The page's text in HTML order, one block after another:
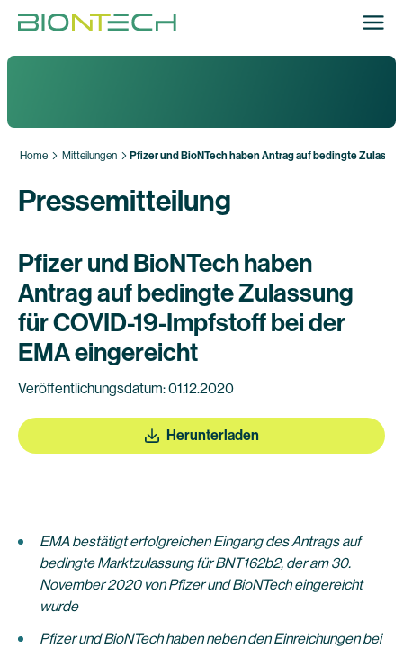
Home Mitteilungen Pfizer und BioNTech haben Antrag auf bedingte
Pressemitteilung
Pfizer und BioNTech haben
Antrag auf bedingte Zulassung
für COVID-19-Impfstoff bei der
EMA eingereicht
Veröffentlichungsdatum: 01.12.2020
Herunterladen
EMA bestätigt erfolgreichen Eingang des Antrags auf
bedingte Marktzulassung für BNT162b2, der am 30.
November 2020 von Pfizer und BioNTech eingereicht
wurde
Pfizer und BioNTech haben neben den Einreichungen bei